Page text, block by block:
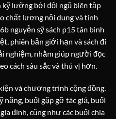
lưỡng bởi đội ngũ biên tập
chất lượng nội dung và tính
nguyễn sỹ sách p15 tân bình
phiên bản giới hạn và sách đi
nghiệm, nhằm giúp người đọc
cách sâu sắc và thú vị hơn.
và chương trình cộng đồng.
buổi gặp gỡ tác giả, buổi
đình, cũng như các buổi chia